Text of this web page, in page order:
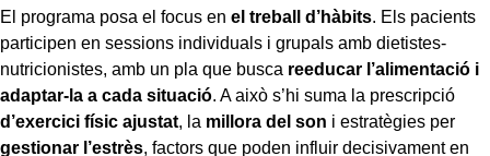
El programa posa el focus en el treball d’hàbits. Els pacients
participen en sessions individuals i grupals amb dietistes-
nutricionistes, amb un pla que busca reeducar l’alimentació i
adaptar-la a cada situació. A això s’hi suma la prescripció
d’exercici físic ajustat, la millora del son i estratègies per
gestionar l’estrès, factors que poden influir decisivament en